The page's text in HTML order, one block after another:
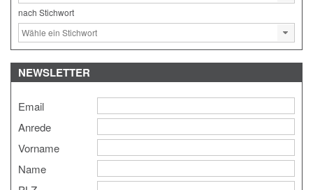
nach Stichwort
NEWSLETTER
Email
Anrede
Vorname
Name